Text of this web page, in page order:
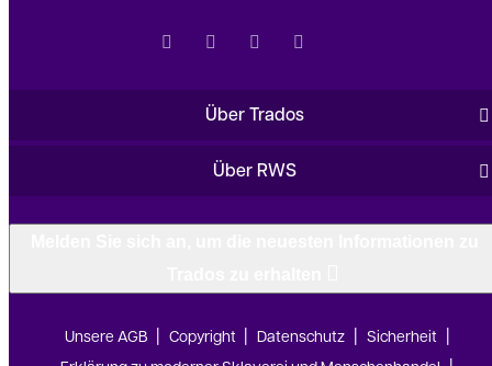
Über Trados
Über RWS
Unsere AGB Copyright Datenschutz
Sicherheit